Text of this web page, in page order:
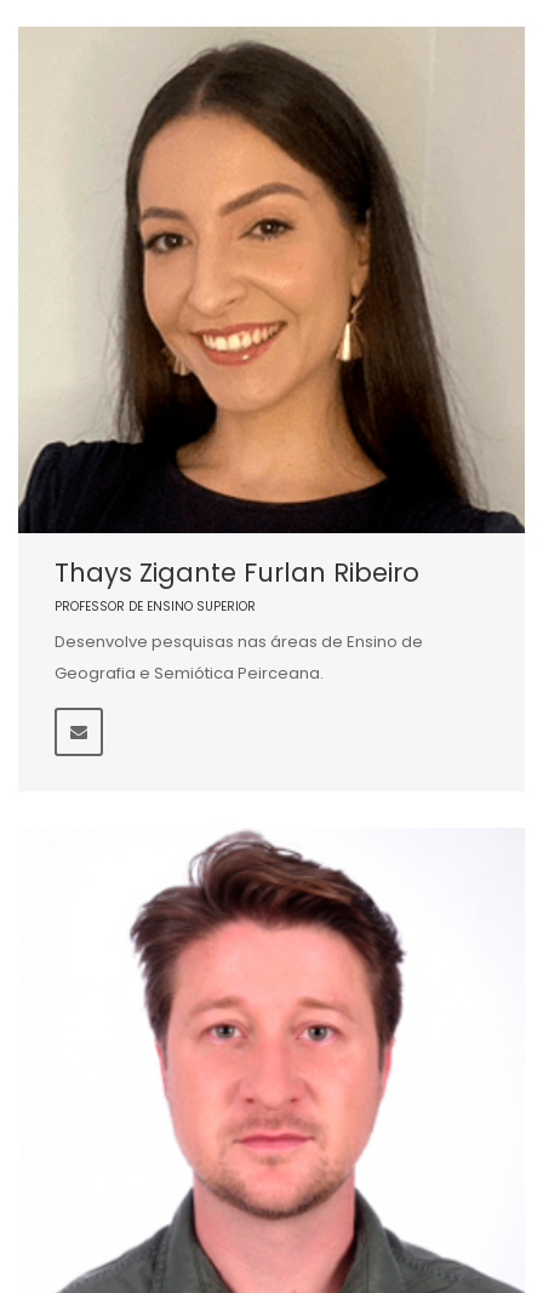
Thays Zigante Furlan Ribeiro
PROFESSOR DE ENSINO SUPERIOR
Desenvolve pesquisas nas áreas de Ensino de
Geografia e Semiótica Peirceana.